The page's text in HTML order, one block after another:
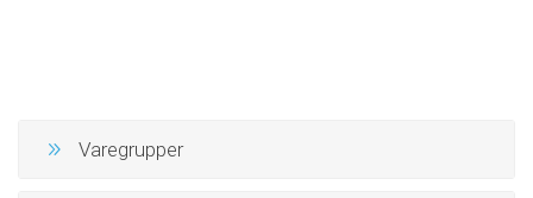
Varegrupper